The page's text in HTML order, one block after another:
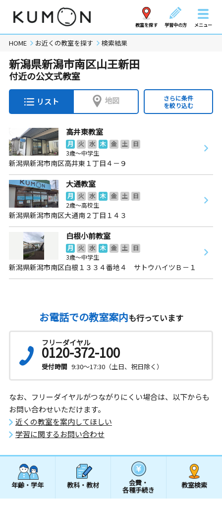
教室を探す 学習中の方 メニュー
HOME お近くの教室を探す 検索結果
新潟県新潟市南区山王新田
付近の公文式教室
リスト 地図
さらに条件
を絞り込む
高井東教室
月 火 水 木 金 土
日
3歳～中学生
新潟県新潟市南区高井東１丁目４－９
大通教室
月 火 水 木 金 土
日
2歳～高校生
新潟県新潟市南区大通南２丁目１４３
白根小前教室
月 火 水 木 金 土
日
3歳～中学生
新潟県新潟市南区白根１３３４番地４ サトウハイツＢ－１
お電話での教室案内も行っています
フリーダイヤル
0120-372-100
受付時間 9:30～17:30（土日、祝日除く）
なお、フリーダイヤルがつながりにくい場合は、以下からも
お問い合わせいただけます。
近くの教室を案内してほしい
学習に関するお問い合わせ
年齢・学年 教科・教材 会費・
各種手続き
教室検索